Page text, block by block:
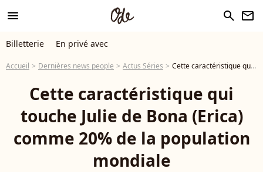
menu search newsletter
Billetterie En privé avec
Accueil Dernières news people Actus Séries Cette caractéristique qui touche Julie de Bona (Erica) comme 20% de la population mondiale
Cette caractéristique qui
touche Julie de Bona (Erica)
comme 20% de la population
mondiale